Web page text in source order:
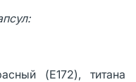
(E172), титана